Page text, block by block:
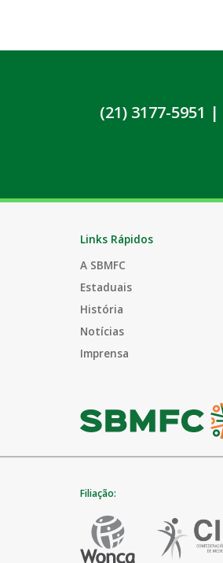
(21) 3177-5951 |
Links Rápidos
A SBMFC
Estaduais
História
Notícias
Imprensa
Filiação: